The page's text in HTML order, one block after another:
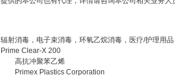
辐射消毒，电子束消毒，环氧乙烷消毒，医疗/护理用
Prime Clear-X 200
高抗冲聚苯乙烯
Primex Plastics Corporation